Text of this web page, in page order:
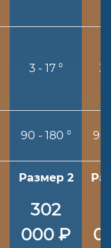
3 - 17 ° 3
90 - 180 ° 90
Размер 2
302
000 ₽